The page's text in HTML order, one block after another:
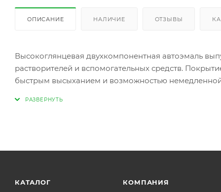
ОПИСАНИЕ НАЛИЧИЕ ОТЗЫВЫ
Высокоглянцевая двухкомпонентная автоэмаль
растворителей и вспомогательных средств.
быстрым высыханием и возможностью
КАТАЛОГ КОМПАНИЯ